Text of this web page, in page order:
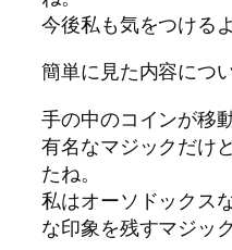
今後私も気をつける
簡単に見た内容につ
手の中のコインが移
有名なマジックだけ
たね。
私はオーソドックス
な印象を残すマジック